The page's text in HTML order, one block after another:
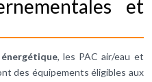
et
, les PAC air/eau et
des équipements éligibles aux